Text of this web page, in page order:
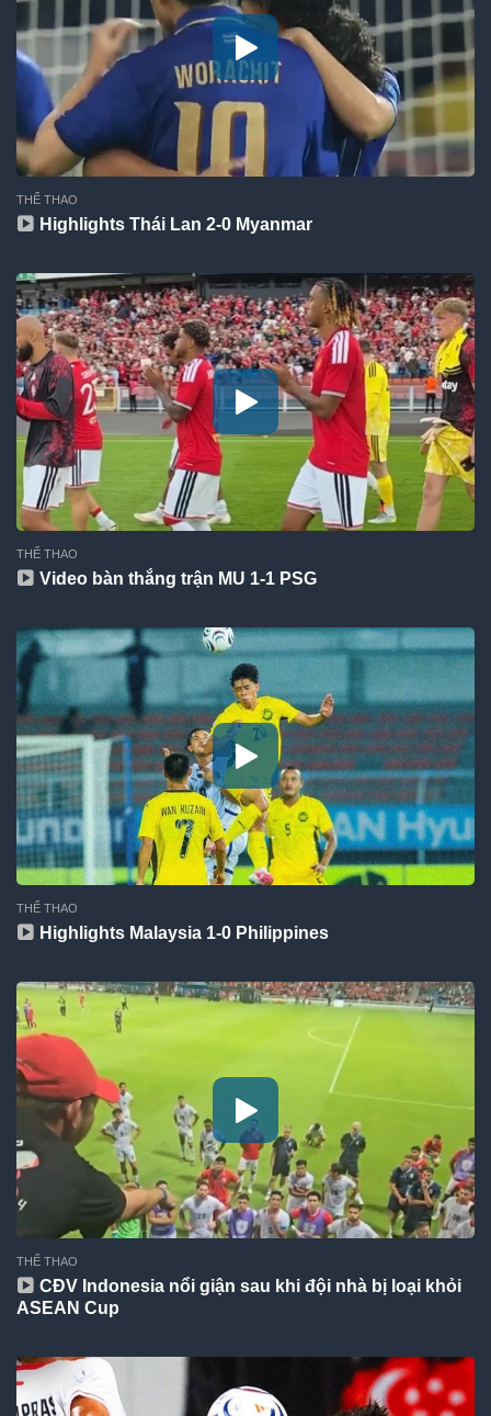
THỂ THAO
Highlights Thái Lan 2-0 Myanmar
THỂ THAO
Video bàn thắng trận MU 1-1 PSG
THỂ THAO
Highlights Malaysia 1-0 Philippines
THỂ THAO
CĐV Indonesia nổi giận sau khi đội nhà bị loại khỏi
ASEAN Cup